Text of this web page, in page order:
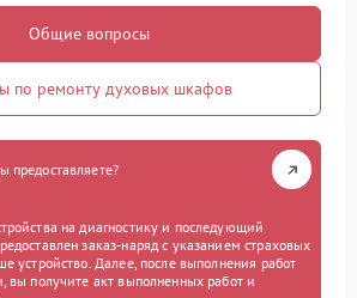
Общие вопросы
по ремонту духовых шкафов
предоставляете?
на диагностику и последующий
заказ-наряд с указанием страховых
устройство. Далее, после выполнения работ
вы получите акт выполненных работ и